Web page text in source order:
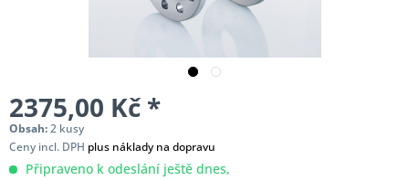
2375,00 Kč *
Obsah:2 kusy
Ceny incl. DPH plus náklady na dopravu
Připraveno k odeslání ještě dnes,